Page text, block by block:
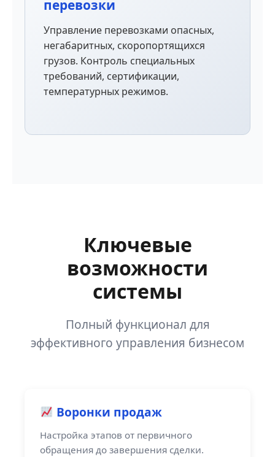
перевозки
Управление перевозками опасных,
негабаритных, скоропортящихся
грузов. Контроль специальных
требований, сертификации,
температурных режимов.
Ключевые
возможности
системы
Полный функционал для
эффективного управления бизнесом
Воронки продаж
Настройка этапов от первичного
обращения до завершения сделки.